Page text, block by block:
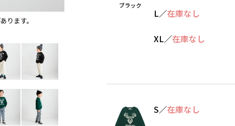
ります。 ※撮影場所の関係上、着用画像は実物と若
ブラック
L／在庫なし
XL／在庫なし
S／在庫なし